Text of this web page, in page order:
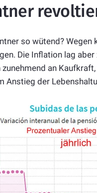
so wütend?
Die Inflation lag
an
Anstieg der